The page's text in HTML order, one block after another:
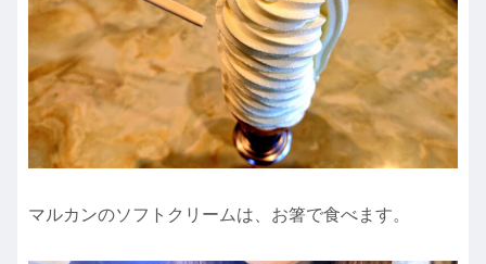
マルカンのソフトクリームは、お箸で食べます。